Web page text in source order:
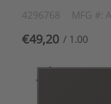
4296768 MFG #:
€49,20 / 1.00